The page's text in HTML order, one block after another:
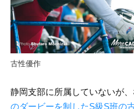
古性優作
静岡支部に所属していないが
のダービーを制したS級S班の